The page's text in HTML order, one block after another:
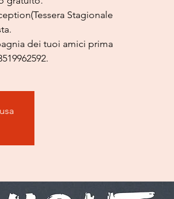
Stagionale
dei tuoi amici prima